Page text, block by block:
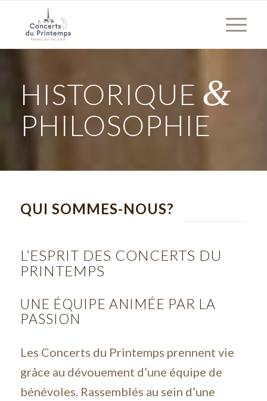
HISTORIQUE &
PHILOSOPHIE
QUI SOMMES-NOUS?
L’ESPRIT DES CONCERTS DU
PRINTEMPS
UNE ÉQUIPE ANIMÉE PAR LA
PASSION
Les Concerts du Printemps prennent vie
grâce au dévouement d’une équipe de
bénévoles. Rassemblés au sein d’une